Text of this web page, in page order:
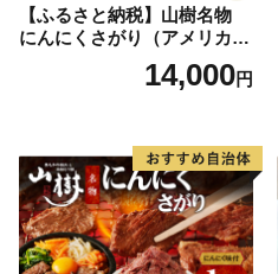
【ふるさと納税】山樹名物
にんにくさがり（アメリカ産
14,000円